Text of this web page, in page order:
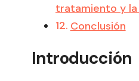
tratamiento y
Conclusión
Introducción